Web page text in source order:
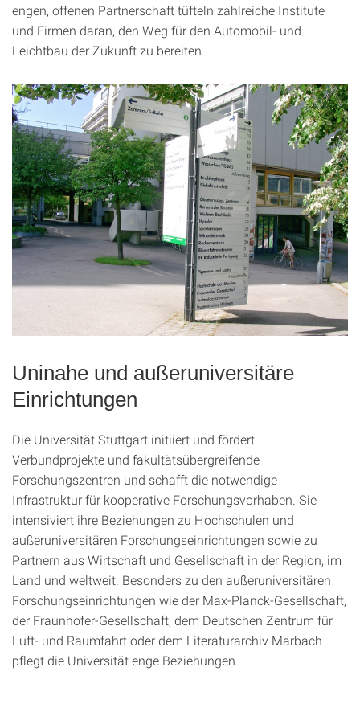
engen, offenen Partnerschaft tüfteln zahlreiche Institute
und Firmen daran, den Weg für den Automobil- und
Leichtbau der Zukunft zu bereiten.
Uninahe und außeruniversitäre
Einrichtungen
Die Universität Stuttgart initiiert und fördert
Verbundprojekte und fakultätsübergreifende
Forschungszentren und schafft die notwendige
Infrastruktur für kooperative Forschungsvorhaben. Sie
intensiviert ihre Beziehungen zu Hochschulen und
außeruniversitären Forschungseinrichtungen sowie zu
Partnern aus Wirtschaft und Gesellschaft in der Region, im
Land und weltweit. Besonders zu den außeruniversitären
Forschungseinrichtungen wie der Max-Planck-Gesellschaft,
der Fraunhofer-Gesellschaft, dem Deutschen Zentrum für
Luft- und Raumfahrt oder dem Literaturarchiv Marbach
pflegt die Universität enge Beziehungen.